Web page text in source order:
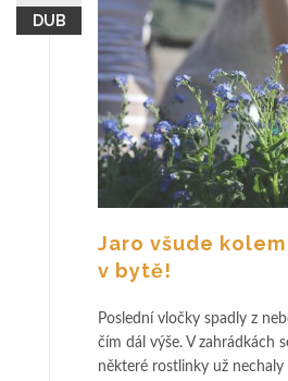
DUB
Jaro všude
v bytě!
Poslední vločky spadly z
čím dál výše. V zahrádkách
některé rostlinky už